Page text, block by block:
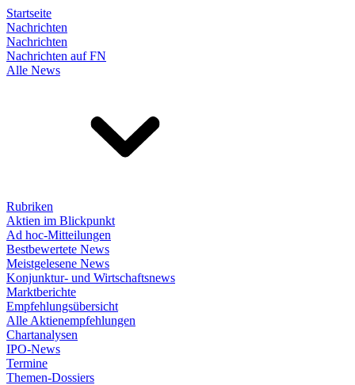
Startseite
Nachrichten
Nachrichten
Nachrichten auf FN
Alle News
Rubriken
Aktien im Blickpunkt
Ad hoc-Mitteilungen
Bestbewertete News
Meistgelesene News
Konjunktur- und Wirtschaftsnews
Marktberichte
Empfehlungsübersicht
Alle Aktienempfehlungen
Chartanalysen
IPO-News
Termine
Themen-Dossiers